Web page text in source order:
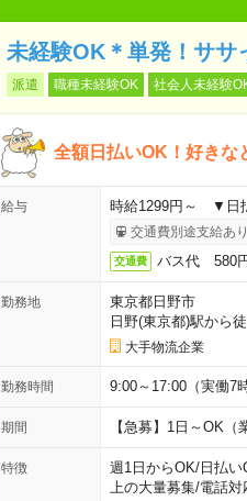
未経験OK＊単発！ササ
派遣 職種未経験OK 社会人未経験
全額日払いOK！好きな
給与 時給1299円～ ▼日
交通費別途支給あり
交通費 バス代 580
勤務地
東京都日野市
日野(東京都)駅から
大手物流企業
勤務時間 9:00～17:00（実働7
期間 【急募】1日～OK
特徴 週1日からOK/日払い
上の大量募集/電話対